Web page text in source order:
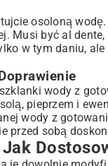
osoloną
Musi być al
w tym daniu,
wody z
pieprzem i
wody z
sobą